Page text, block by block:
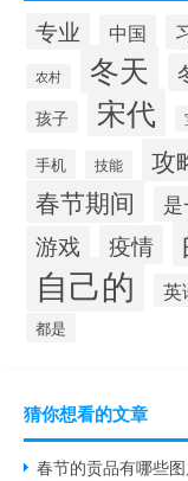
专业 中国
农村 冬天
孩子 宋代
手机 技能 攻
春节期间
游戏 疫情
自己的 英
都是
猜你想看的文章
春节的贡品有哪些